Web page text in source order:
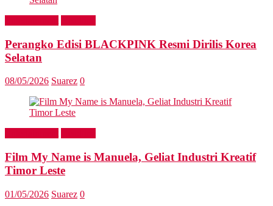
Perangko Edisi BLACKPINK Resmi Dirilis Korea
Selatan
08/05/2026 Suarez 0
Film My Name is Manuela, Geliat Industri Kreatif
Timor Leste
01/05/2026 Suarez 0